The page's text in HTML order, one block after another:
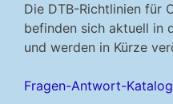
Die DTB-Richtlinien für
befinden sich aktuell in
und werden in Kürze
Fragen-Antwort-Katalog